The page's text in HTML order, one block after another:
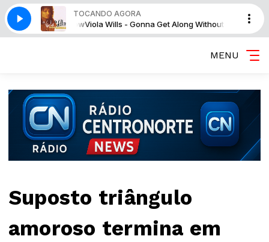
TOCANDO AGORA
Without You Now Viola Wills - Gonna Get Along Without You Now
MENU
Suposto triângulo
amoroso termina em